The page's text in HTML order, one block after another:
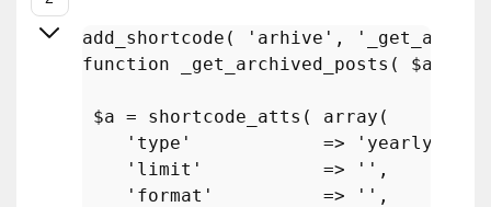
add_shortcode ( 'arhive' ,
function
_get_archived_posts ( $atts
$a = shortcode_atts ( array (
'type'
            =>
'yearly'
'limit'
           =>
'' ,      //
'format'
          =>
'' ,      //